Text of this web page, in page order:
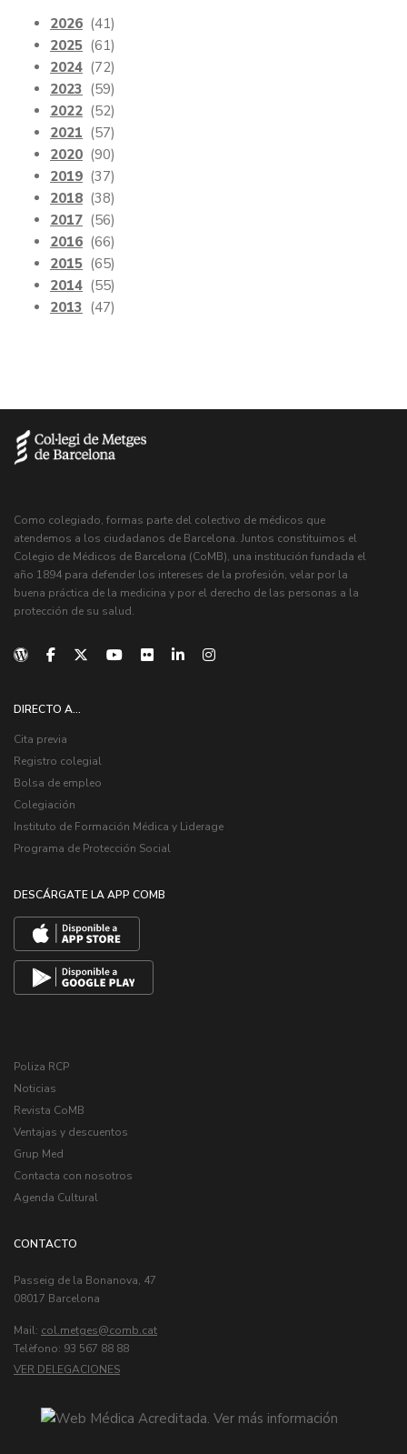
2026 (41)
2025 (61)
2024 (72)
2023 (59)
2022 (52)
2021 (57)
2020 (90)
2019 (37)
2018 (38)
2017 (56)
2016 (66)
2015 (65)
2014 (55)
2013 (47)
Como colegiado, formas parte del colectivo de médicos que
atendemos a los ciudadanos de Barcelona. Juntos constituimos el
Colegio de Médicos de Barcelona (CoMB), una institución fundada el
año 1894 para defender los intereses de la profesión, velar por la
buena práctica de la medicina y por el derecho de las personas a la
protección de su salud.
DIRECTO A...
Cita previa
Registro colegial
Bolsa de empleo
Colegiación
Instituto de Formación Médica y Liderage
Programa de Protección Social
DESCÁRGATE LA APP COMB
Poliza RCP
Noticias
Revista CoMB
Ventajas y descuentos
Grup Med
Contacta con nosotros
Agenda Cultural
CONTACTO
Passeig de la Bonanova, 47
08017 Barcelona
Mail: col.metges
Telèfono: 93 567 88 88
VER DELEGACIONES